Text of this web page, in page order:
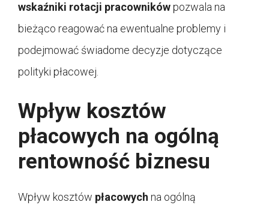
wskaźniki rotacji pracownikówpozwala na
bieżąco reagować na ewentualne problemy i
podejmować świadome decyzje dotyczące
polityki płacowej.
Wpływ kosztów
płacowych na ogólną
rentowność biznesu
Wpływ kosztów płacowych na ogólną